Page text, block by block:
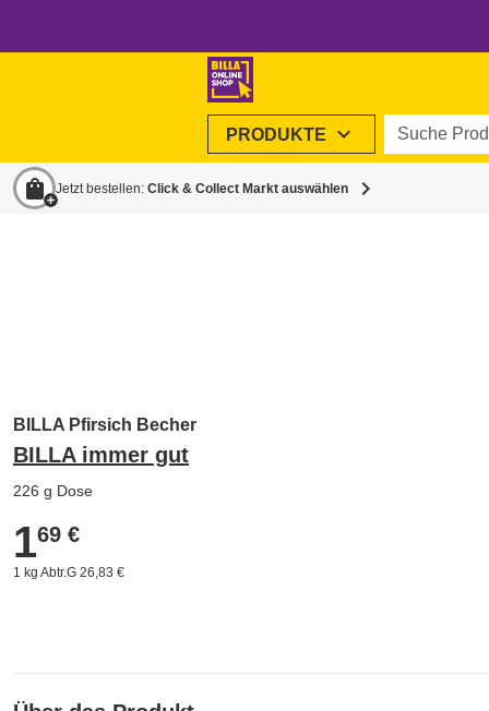
PRODUKTE expand_more Suche
shopping_bag Jetzt bestellen: Click & Collect Markt auswählen chevron_right
BILLA Pfirsich Becher
BILLA immer gut
226 g Dose
1,69 €
169 €
1 kg Abtr.G 26,83 €